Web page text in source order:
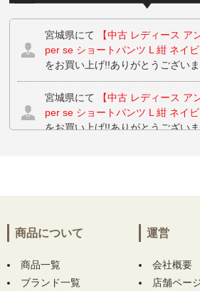
宮城県にて
【中古 レディース ア
per se ショートパンツ L 紺 ネイビ
をお買い上げ!!ありがとうございま
宮城県にて
【中古 レディース ア
per se ショートパンツ L 紺 ネイビ
をお買い上げ!!ありがとうござい
【中古 レディース
ツ PEARLY GATES ワンピース
ーリーゲイツ PEARLY GATES サ
フリー ピンク 2023モデル】 【未
商品について
商品一覧
ブランド一覧
運営
会社概要
店舗ペー